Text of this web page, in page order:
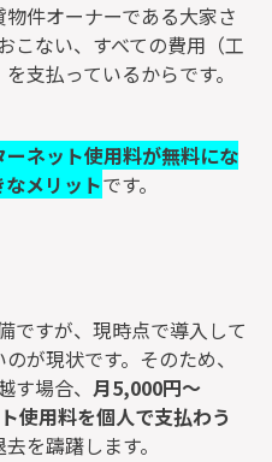
件オーナーである大家さ
こない、すべての費用（工
支払っているからです。
ーネット使用料が無料にな
メリットです。
ですが、現時点で導入して
が現状です。そのため、
場合、 月5,000円～
使用料を個人で支払わう
を躊躇します。